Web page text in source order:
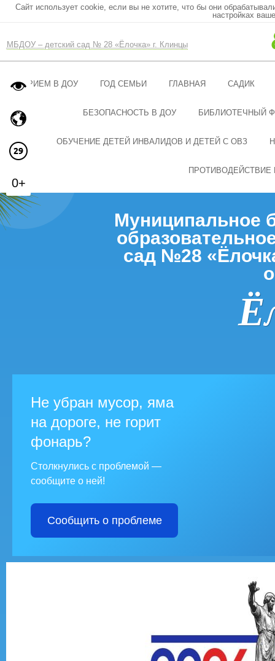
Сайт использует cookie, если вы не хотите, что бы они
настройках
МБДОУ – детский сад № 28 «Ёлочка» г. Клинцы
ПРИЕМ В ДОУ ГОД СЕМЬИ ГЛАВНАЯ САДИК
БЕЗОПАСНОСТЬ В ДОУ БИБЛИОТЕЧНЫЙ
ОБУЧЕНИЕ ДЕТЕЙ ИНВАЛИДОВ И ДЕТЕЙ С ОВЗ
ПРОТИВОДЕЙСТВИЕ
Муниципальное
сад №28
Не убран мусор, яма
на дороге, не горит
фонарь?
Столкнулись с проблемой —
сообщите о ней!
Сообщить о проблеме
0+